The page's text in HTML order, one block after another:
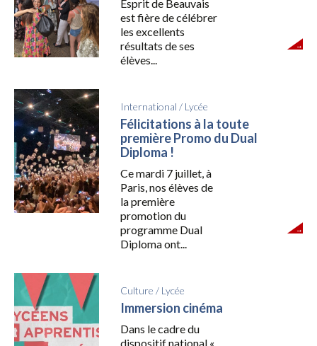
Esprit de Beauvais
est fière de célébrer
les excellents
résultats de ses
élèves...
International / Lycée
Félicitations à la toute
première Promo du Dual
Diploma !
Ce mardi 7 juillet, à
Paris, nos élèves de
la première
promotion du
programme Dual
Diploma ont...
Culture / Lycée
Immersion cinéma
Dans le cadre du
dispositif national «